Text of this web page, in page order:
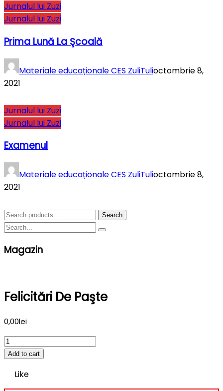
Jurnalul lui Zuzi
Jurnalul lui Zuzi
Prima Lună La Şcoală
Materiale educaționale CES ZuliTulioctombrie 8,
2021
Jurnalul lui Zuzi
Jurnalul lui Zuzi
Examenul
Materiale educaționale CES ZuliTulioctombrie 8,
2021
Search
for:
Search
Magazin
Felicitări De Paşte
0,00lei
Felicitări
de
quantity
Add to cart
Like